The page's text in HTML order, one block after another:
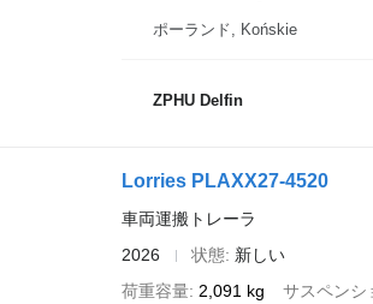
ポーランド, Końskie
ZPHU Delfin
Lorries PLAXX27-4520
車両運搬トレーラ
2026
状態 新しい
荷重容量 2,091 kg サスペンシ